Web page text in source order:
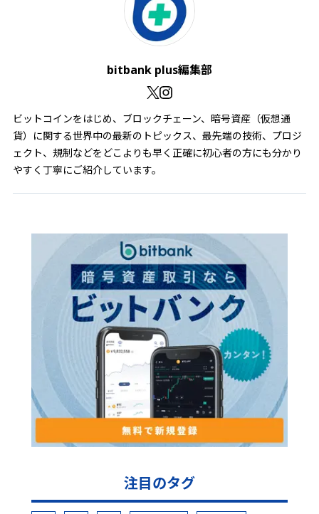
bitbank plus編集部
ビットコインをはじめ、ブロックチェーン、暗号資産（仮想通
貨）に関する世界中の最新のトピックス、最先端の技術、プロジ
ェクト、規制などをどこよりも早く正確に初心者の方にも分かり
やすく丁寧にご紹介しています。
注目のタグ